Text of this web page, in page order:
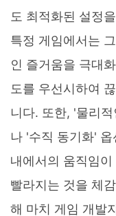
도 최적화된 설정
특정 게임에서는
인 즐거움을 극대
도를 우선시하여
니다. 또한, '물리
나 '수직 동기화'
내에서의 움직임
빨라지는 것을 체
해 마치 게임 개발